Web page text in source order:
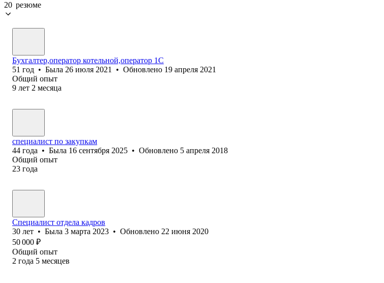
20 резюме
Бухгалтер,оператор котельной,оператор 1С
51 год • Была 26 июля 2021 • Обновлено 19 апреля 2021
Общий опыт
9 лет 2 месяца
специалист по закупкам
44 года • Была 16 сентября 2025 • Обновлено 5 апреля 2018
Общий опыт
23 года
Специалист отдела кадров
30 лет • Была 3 марта 2023 • Обновлено 22 июня 2020
50 000 ₽
Общий опыт
2 года 5 месяцев